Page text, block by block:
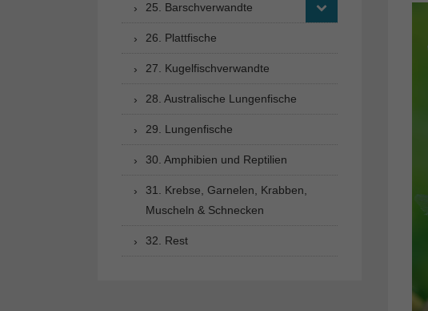
25. Barschverwandte
26. Plattfische
27. Kugelfischverwandte
28. Australische Lungenfische
29. Lungenfische
30. Amphibien und Reptilien
31. Krebse, Garnelen, Krabben,
Muscheln & Schnecken
32. Rest